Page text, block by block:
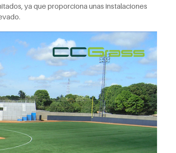
ya que proporciona unas instalaciones